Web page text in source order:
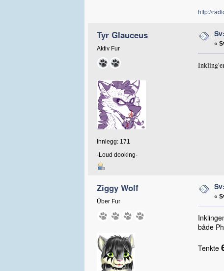
http://
Tyr Glauceus
Aktiv Fur
Innlegg: 171
-Loud dooking-
«
Ziggy Wolf
Über Fur
«
både
Tenkte